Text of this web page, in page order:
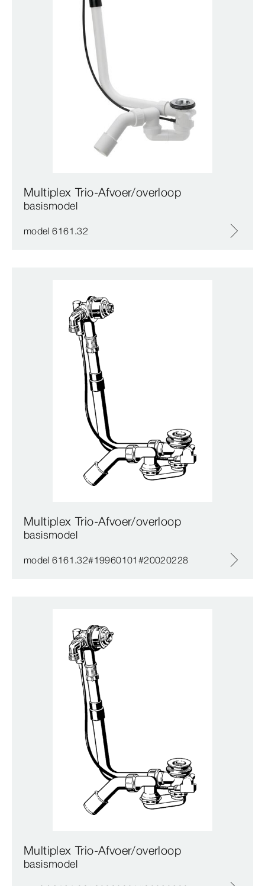
Multiplex Trio-Afvoer/overloop
basismodel
model 6161.32
Multiplex Trio-Afvoer/overloop
basismodel
model 6161.32#19960101#20020228
Multiplex Trio-Afvoer/overloop
basismodel